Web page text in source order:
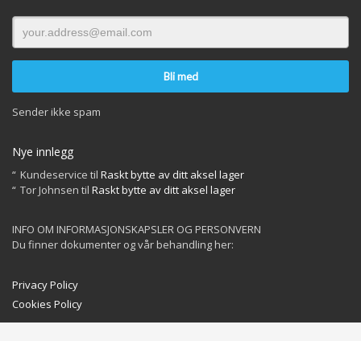
Sender ikke spam
Nye innlegg
Kundeservice til Raskt bytte av ditt aksel lager
Tor Johnsen til Raskt bytte av ditt aksel lager
INFO OM INFORMASJONSKAPSLER OG PERSONVERN
Du finner dokumenter og vår behandling her:
Privacy Policy
Cookies Policy